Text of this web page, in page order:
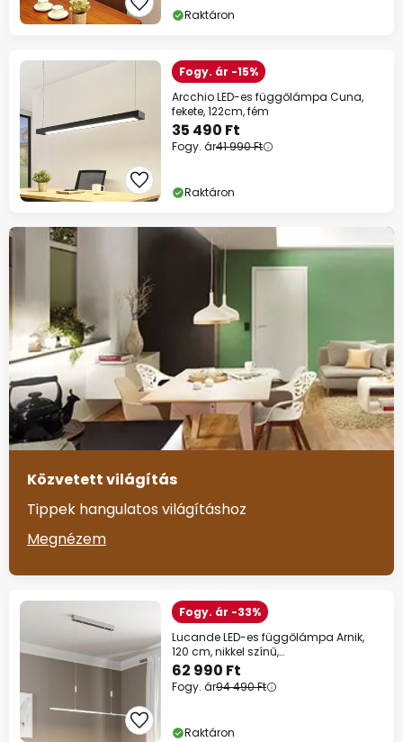
Raktáron
Fogy. ár -15%
Arcchio LED-es függőlámpa Cuna,
fekete, 122cm, fém
35 490 Ft
Fogy. ár41 990 Ft
Raktáron
Közvetett világítás
Tippek hangulatos világításhoz
Megnézem
Fogy. ár -33%
Lucande LED-es függőlámpa Arnik,
120 cm, nikkel színű,
fényerőszabályozós
62 990 Ft
Fogy. ár94 490 Ft
Raktáron